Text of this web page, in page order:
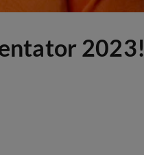
2023!